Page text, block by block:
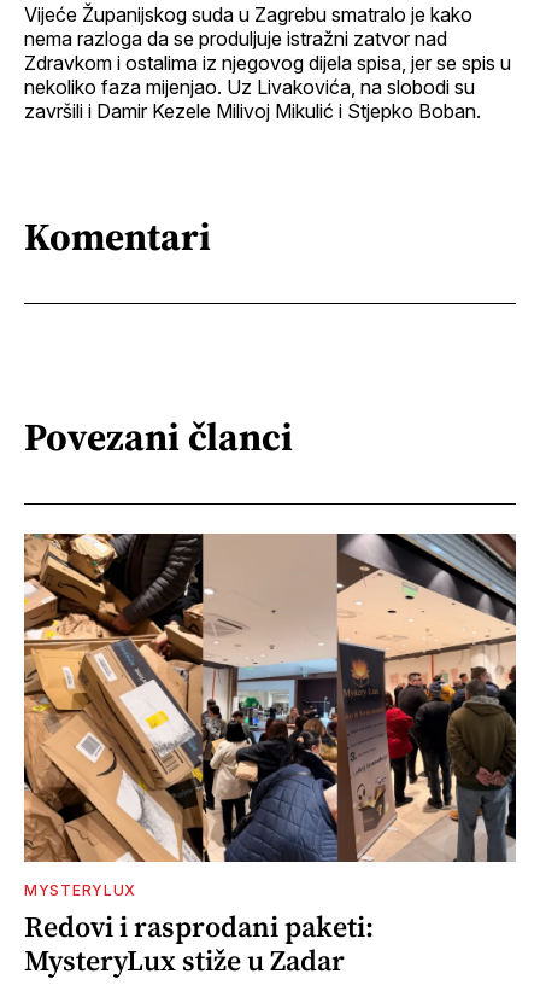
Vijeće Županijskog suda u Zagrebu smatralo je kako
nema razloga da se produljuje istražni zatvor nad
Zdravkom i ostalima iz njegovog dijela spisa, jer se spis u
nekoliko faza mijenjao. Uz Livakovića, na slobodi su
završili i Damir Kezele Milivoj Mikulić i Stjepko Boban.
Komentari
Povezani članci
MYSTERYLUX
Redovi i rasprodani paketi:
MysteryLux stiže u Zadar